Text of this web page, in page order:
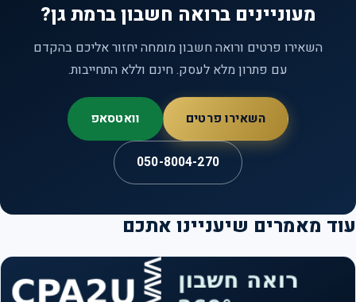
מעוניינים ברואה חשבון ברמת גן?
השאירו פרטים ורואה חשבון מומחה יחזור אליכם בהקדם
עם פתרון מלא לעסק. חינם וללא התחייבות.
השאירו פרטים וואטסאפ
050-8004-270
מאמרים שיעניינו אתכם